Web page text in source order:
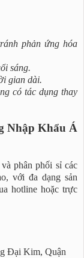
phản ứng hóa
sáng.
gian dài.
có tác dụng thay
Nhập Khẩu Á
phân phối sỉ các
với đa dạng sản
hotline hoặc trực
Đại Kim, Quận